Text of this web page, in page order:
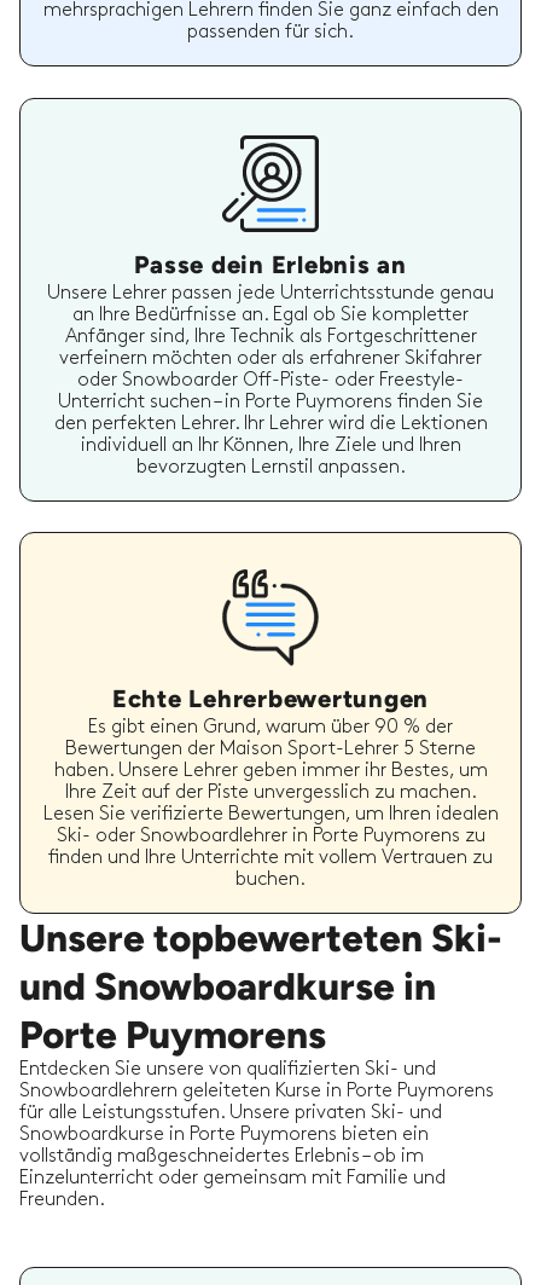
mehrsprachigen Lehrern finden Sie ganz einfach den
passenden für sich.
Passe dein Erlebnis an
Unsere Lehrer passen jede Unterrichtsstunde genau
an Ihre Bedürfnisse an. Egal ob Sie kompletter
Anfänger sind, Ihre Technik als Fortgeschrittener
verfeinern möchten oder als erfahrener Skifahrer
oder Snowboarder Off-Piste- oder Freestyle-
Unterricht suchen – in Porte Puymorens finden Sie
den perfekten Lehrer. Ihr Lehrer wird die Lektionen
individuell an Ihr Können, Ihre Ziele und Ihren
bevorzugten Lernstil anpassen.
Echte Lehrerbewertungen
Es gibt einen Grund, warum über 90 % der
Bewertungen der Maison Sport-Lehrer 5 Sterne
haben. Unsere Lehrer geben immer ihr Bestes, um
Ihre Zeit auf der Piste unvergesslich zu machen.
Lesen Sie verifizierte Bewertungen, um Ihren idealen
Ski- oder Snowboardlehrer in Porte Puymorens zu
finden und Ihre Unterrichte mit vollem Vertrauen zu
buchen.
Unsere topbewerteten Ski-
und Snowboardkurse in
Porte Puymorens
Entdecken Sie unsere von qualifizierten Ski- und
Snowboardlehrern geleiteten Kurse in Porte Puymorens
für alle Leistungsstufen. Unsere privaten Ski- und
Snowboardkurse in Porte Puymorens bieten ein
vollständig maßgeschneidertes Erlebnis – ob im
Einzelunterricht oder gemeinsam mit Familie und
Freunden.